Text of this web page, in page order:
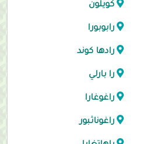
كويلون
رابوبورا
رادها كوند
را بارلي
راغوغارا
راغوناثبور